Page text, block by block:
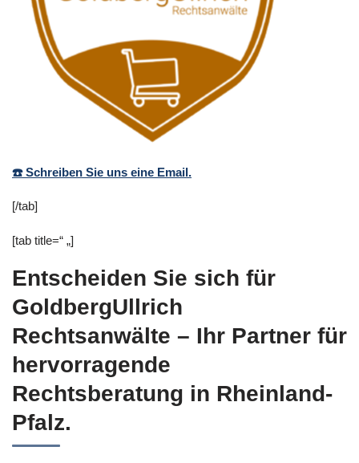
☎️ Schreiben Sie uns eine Email.
[/tab]
[tab title=“ „]
Entscheiden Sie sich für
GoldbergUllrich
Rechtsanwälte – Ihr Partner für
hervorragende
Rechtsberatung in Rheinland-
Pfalz.